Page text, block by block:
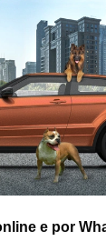
e por